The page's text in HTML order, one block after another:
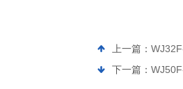
上一篇：
下一篇：